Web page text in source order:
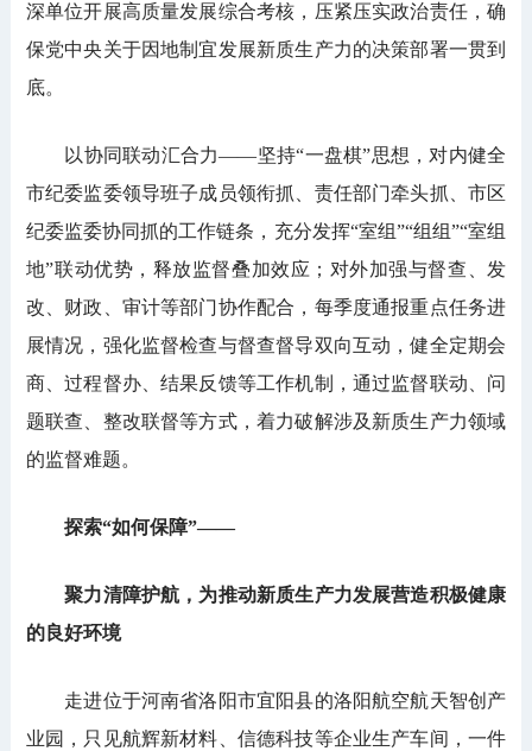
深单位开展高质量发展综合考核，压紧压实政治责任，确
保党中央关于因地制宜发展新质生产力的决策部署一贯到
底。
以协同联动汇合力——坚持“一盘棋”思想，对内健全
市纪委监委领导班子成员领衔抓、责任部门牵头抓、市区
纪委监委协同抓的工作链条，充分发挥“室组”“组组”“室组
地”联动优势，释放监督叠加效应；对外加强与督查、发
改、财政、审计等部门协作配合，每季度通报重点任务进
展情况，强化监督检查与督查督导双向互动，健全定期会
商、过程督办、结果反馈等工作机制，通过监督联动、问
题联查、整改联督等方式，着力破解涉及新质生产力领域
的监督难题。
探索“如何保障”——
聚力清障护航，为推动新质生产力发展营造积极健康
的良好环境
走进位于河南省洛阳市宜阳县的洛阳航空航天智创产
业园，只见航辉新材料、信德科技等企业生产车间，一件